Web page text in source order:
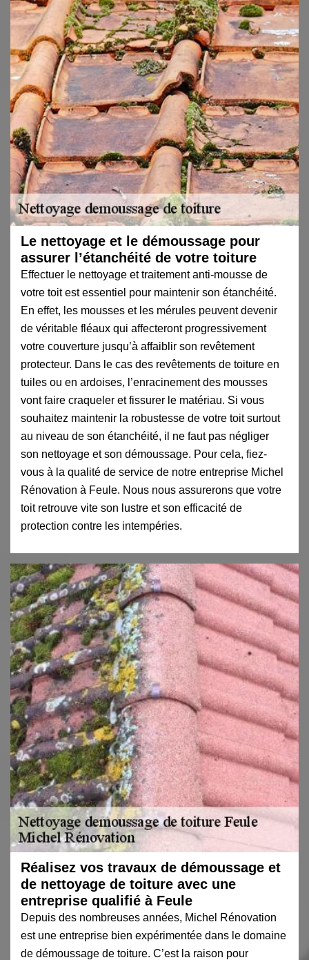
Le nettoyage et le démoussage pour
assurer l’étanchéité de votre toiture
Effectuer le nettoyage et traitement anti-mousse de
votre toit est essentiel pour maintenir son étanchéité.
En effet, les mousses et les mérules peuvent devenir
de véritable fléaux qui affecteront progressivement
votre couverture jusqu’à affaiblir son revêtement
protecteur. Dans le cas des revêtements de toiture en
tuiles ou en ardoises, l’enracinement des mousses
vont faire craqueler et fissurer le matériau. Si vous
souhaitez maintenir la robustesse de votre toit surtout
au niveau de son étanchéité, il ne faut pas négliger
son nettoyage et son démoussage. Pour cela, fiez-
vous à la qualité de service de notre entreprise Michel
Rénovation à Feule. Nous nous assurerons que votre
toit retrouve vite son lustre et son efficacité de
protection contre les intempéries.
Réalisez vos travaux de démoussage et
de nettoyage de toiture avec une
entreprise qualifié à Feule
Depuis des nombreuses années, Michel Rénovation
est une entreprise bien expérimentée dans le domaine
de démoussage de toiture. C’est la raison pour